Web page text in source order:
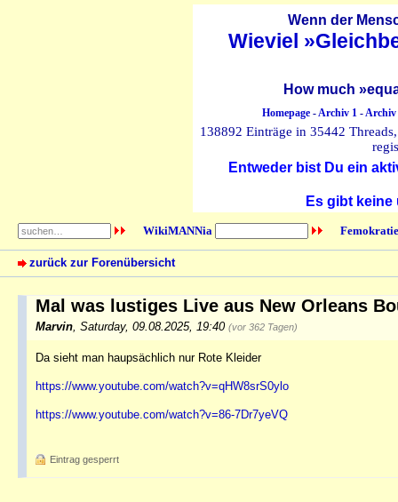
Wenn der
Wieviel
How much
Homepage-Archiv 1-Archiv
138892 Einträge in 35442
Entweder bist Du ein
Es gibt
WikiMANNia
zurück zur Forenübersicht
Mal was lustiges Live aus New Orleans
Marvin Saturday, 09.08.2025, 19:40 (vor 362 Tagen)
Da sieht man haupsächlich nur Rote Kleider
https://www.youtube.com/watch?v=qHW8srS0ylo
https://www.youtube.com/watch?v=86-7Dr7yeVQ
Eintrag gesperrt